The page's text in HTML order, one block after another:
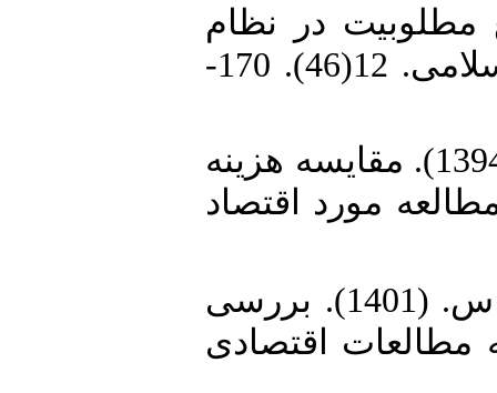
ارائه پول در تابع مطلوبیت در نظام
اقتصاد اسلامی در قالب یک الگوی کنترل بهینه. فصلنامه اقتصاد اسلامی. 12(46). 170-
10. شفیعیزاده، مینا، دلالی اصفهانی، رحیم، واعظ برازانی، محمد. (1394). مقایسه هزینه
مورد اقتصاد
11. صباغچی فیروزآباد، محمد، طباطبایی نسب، زهره، علویراد، عباس. (1401). بررسی
مطالعات اقتصادی